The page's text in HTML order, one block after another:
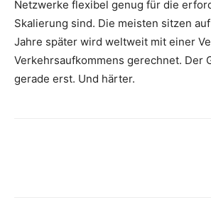
Netzwerke flexibel genug für die
Skalierung sind. Die meisten sitzen
Jahre später wird weltweit mit einer
Verkehrsaufkommens gerechnet. Der
gerade erst. Und härter.